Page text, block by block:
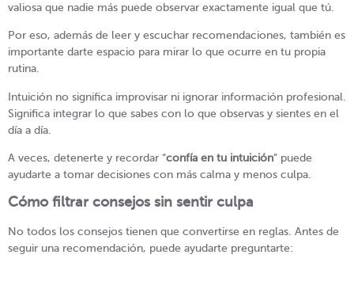
valiosa que nadie más puede observar exactamente igual que tú.
Por eso, además de leer y escuchar recomendaciones, también es
importante darte espacio para mirar lo que ocurre en tu propia
rutina.
Intuición no significa improvisar ni ignorar información profesional.
Significa integrar lo que sabes con lo que observas y sientes en el
día a día.
A veces, detenerte y recordar “confía en tu intuición” puede
ayudarte a tomar decisiones con más calma y menos culpa.
Cómo filtrar consejos sin sentir culpa
No todos los consejos tienen que convertirse en reglas. Antes de
seguir una recomendación, puede ayudarte preguntarte: